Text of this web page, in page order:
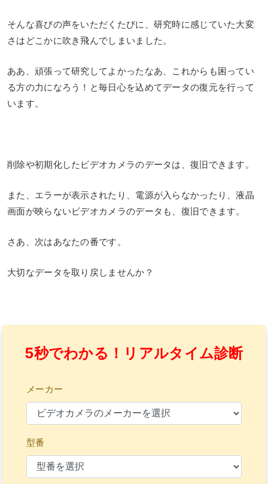
そんな喜びの声をいただくたびに、研究時に感じていた大変
さはどこかに吹き飛んでしまいました。
ああ、頑張って研究してよかったなあ、これからも困ってい
る方の力になろう！と毎日心を込めてデータの復元を行って
います。
削除や初期化したビデオカメラのデータは、復旧できます。
また、エラーが表示されたり、電源が入らなかったり、液晶
画面が映らないビデオカメラのデータも、復旧できます。
さあ、次はあなたの番です。
大切なデータを取り戻しませんか？
5秒でわかる！リアルタイム診断
メーカー
型番